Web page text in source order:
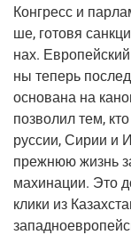
Кон­гресс и
ше, гото­вя
нах.
ны теперь
осно­ва­на на
поз­во­лил тем,
рус­сии, Сирии и
преж­нюю жизнь
махи­на­ции. Это
кли­ки из